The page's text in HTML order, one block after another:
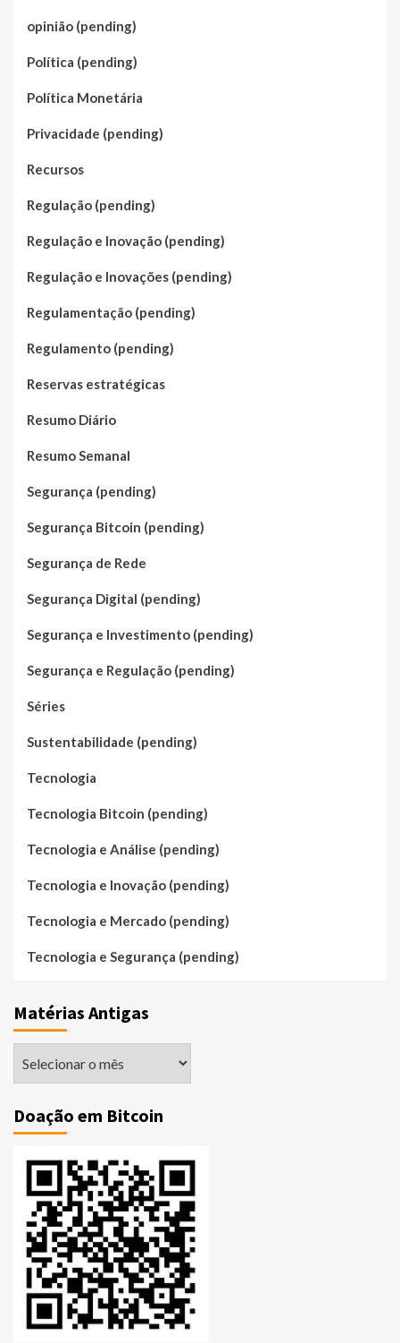
opinião (pending)
Política (pending)
Política Monetária
Privacidade (pending)
Recursos
Regulação (pending)
Regulação e Inovação (pending)
Regulação e Inovações (pending)
Regulamentação (pending)
Regulamento (pending)
Reservas estratégicas
Resumo Diário
Resumo Semanal
Segurança (pending)
Segurança Bitcoin (pending)
Segurança de Rede
Segurança Digital (pending)
Segurança e Investimento (pending)
Segurança e Regulação (pending)
Séries
Sustentabilidade (pending)
Tecnologia
Tecnologia Bitcoin (pending)
Tecnologia e Análise (pending)
Tecnologia e Inovação (pending)
Tecnologia e Mercado (pending)
Tecnologia e Segurança (pending)
Matérias Antigas
Doação em Bitcoin